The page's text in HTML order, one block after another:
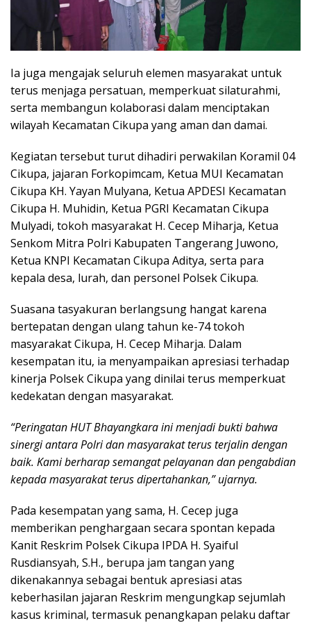
Ia juga mengajak seluruh elemen masyarakat untuk
terus menjaga persatuan, memperkuat silaturahmi,
serta membangun kolaborasi dalam menciptakan
wilayah Kecamatan Cikupa yang aman dan damai.
Kegiatan tersebut turut dihadiri perwakilan Koramil 04
Cikupa, jajaran Forkopimcam, Ketua MUI Kecamatan
Cikupa KH. Yayan Mulyana, Ketua APDESI Kecamatan
Cikupa H. Muhidin, Ketua PGRI Kecamatan Cikupa
Mulyadi, tokoh masyarakat H. Cecep Miharja, Ketua
Senkom Mitra Polri Kabupaten Tangerang Juwono,
Ketua KNPI Kecamatan Cikupa Aditya, serta para
kepala desa, lurah, dan personel Polsek Cikupa.
Suasana tasyakuran berlangsung hangat karena
bertepatan dengan ulang tahun ke-74 tokoh
masyarakat Cikupa, H. Cecep Miharja. Dalam
kesempatan itu, ia menyampaikan apresiasi terhadap
kinerja Polsek Cikupa yang dinilai terus memperkuat
kedekatan dengan masyarakat.
“Peringatan HUT Bhayangkara ini menjadi bukti bahwa
sinergi antara Polri dan masyarakat terus terjalin dengan
baik. Kami berharap semangat pelayanan dan pengabdian
kepada masyarakat terus dipertahankan,” ujarnya.
Pada kesempatan yang sama, H. Cecep juga
memberikan penghargaan secara spontan kepada
Kanit Reskrim Polsek Cikupa IPDA H. Syaiful
Rusdiansyah, S.H., berupa jam tangan yang
dikenakannya sebagai bentuk apresiasi atas
keberhasilan jajaran Reskrim mengungkap sejumlah
kasus kriminal, termasuk penangkapan pelaku daftar